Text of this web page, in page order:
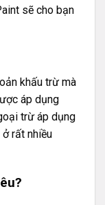
sẽ cho bạn
khấu trừ mà
áp dụng
trừ áp dụng
rất nhiều